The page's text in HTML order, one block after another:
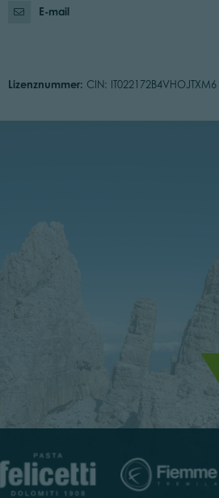
E-mail
Lizenznummer: CIN: IT022172B4VHOJTXM6